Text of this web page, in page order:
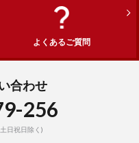
よくあるご質問
合わせ
256
日祝日除く)